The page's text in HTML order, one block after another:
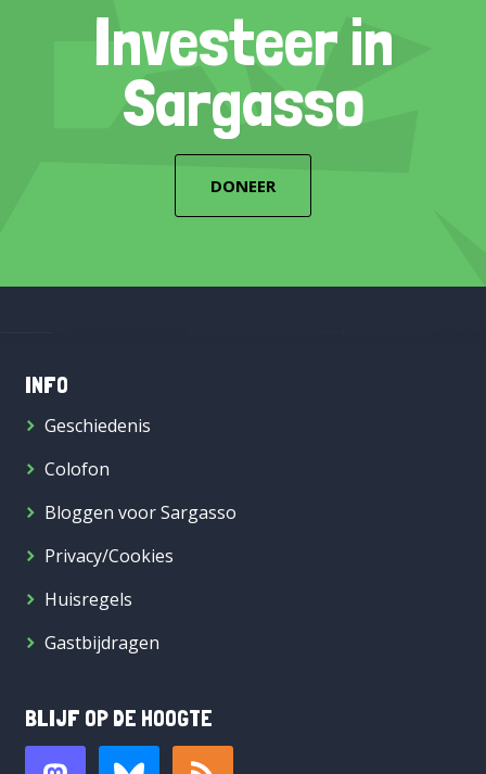
Investeer in
Sargasso
DONEER
INFO
Geschiedenis
Colofon
Bloggen voor Sargasso
Privacy/Cookies
Huisregels
Gastbijdragen
BLIJF OP DE HOOGTE